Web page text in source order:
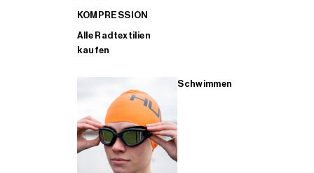
KOMPRESSION
Alle Radtextilien
kaufen
Schwimmen